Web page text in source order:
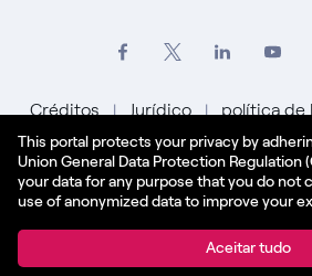
This portal protects your privacy by
Union General Data Protection Regulation
your data for any purpose that you do not
use of anonymized data to improve your
Aceitar tudo
Créditos Jurídico
política de
Política de Cookies
Português
© Enel Spa Todos os direitos